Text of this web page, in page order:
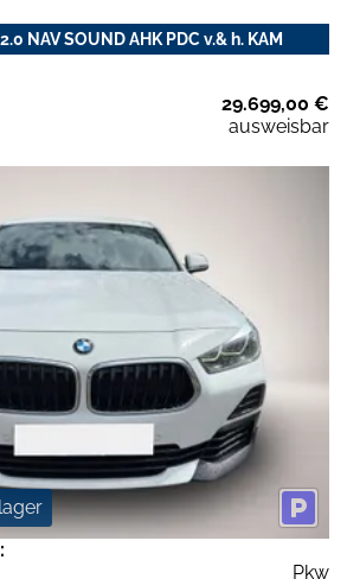
NAV SOUND AHK PDC v.& h. KAM
29.699,00 €
ausweisbar
Pkw